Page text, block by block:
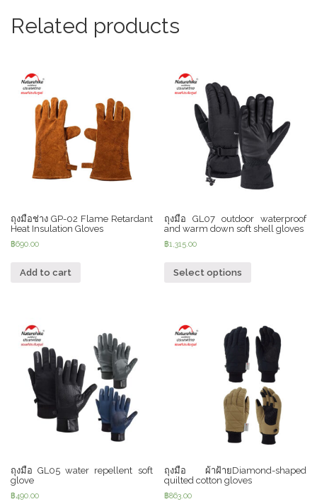
Related products
ถุงมือช่าง GP-02 Flame Retardant
Heat Insulation Gloves
฿690.00
Add to cart
ถุงมือ GL07 outdoor waterproof
and warm down soft shell gloves
฿1,315.00
Select options
ถุงมือ GL05 water repellent soft
glove
฿490.00
ถุงมือ ผ้าฝ้ายDiamond-shaped
quilted cotton gloves
฿863.00